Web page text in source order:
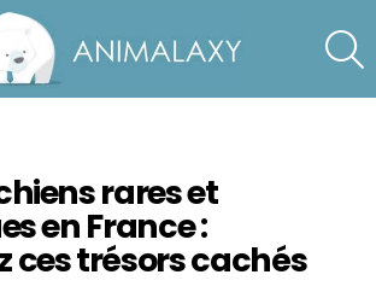
rares et
en France :
ces trésors cachés